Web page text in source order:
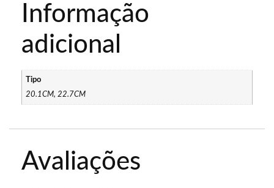
Informação
adicional
Tipo
20.1CM, 22.7CM
Avaliações